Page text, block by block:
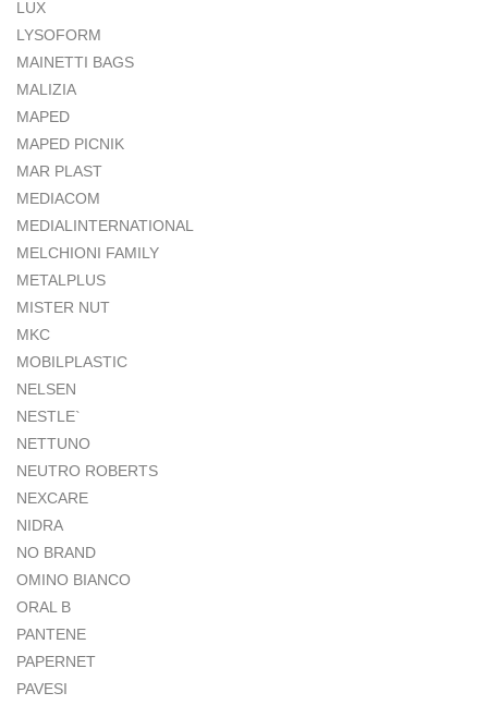
LUX
LYSOFORM
MAINETTI BAGS
MALIZIA
MAPED
MAPED PICNIK
MAR PLAST
MEDIACOM
MEDIALINTERNATIONAL
MELCHIONI FAMILY
METALPLUS
MISTER NUT
MKC
MOBILPLASTIC
NELSEN
NESTLE`
NETTUNO
NEUTRO ROBERTS
NEXCARE
NIDRA
NO BRAND
OMINO BIANCO
ORAL B
PANTENE
PAPERNET
PAVESI